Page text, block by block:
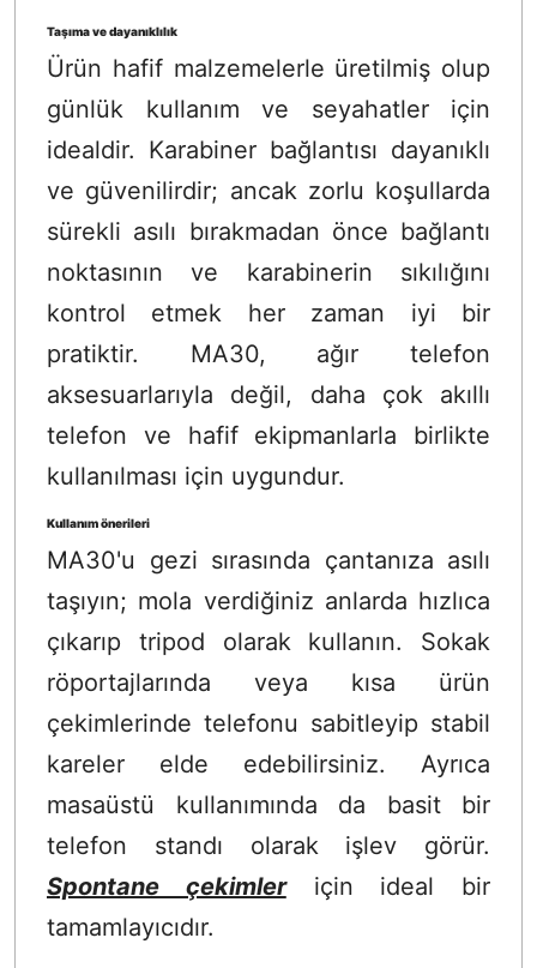
Taşıma ve dayanıklılık
Ürün hafif malzemelerle üretilmiş olup
günlük kullanım ve seyahatler için
idealdir. Karabiner bağlantısı dayanıklı
ve güvenilirdir; ancak zorlu koşullarda
sürekli asılı bırakmadan önce bağlantı
noktasının ve karabinerin sıkılığını
kontrol etmek her zaman iyi bir
pratiktir. MA30, ağır telefon
aksesuarlarıyla değil, daha çok akıllı
telefon ve hafif ekipmanlarla birlikte
kullanılması için uygundur.
Kullanım önerileri
MA30'u gezi sırasında çantanıza asılı
taşıyın; mola verdiğiniz anlarda hızlıca
çıkarıp tripod olarak kullanın. Sokak
röportajlarında veya kısa ürün
çekimlerinde telefonu sabitleyip stabil
kareler elde edebilirsiniz. Ayrıca
masaüstü kullanımında da basit bir
telefon standı olarak işlev görür.
Spontane çekimleriçin ideal bir
tamamlayıcıdır.